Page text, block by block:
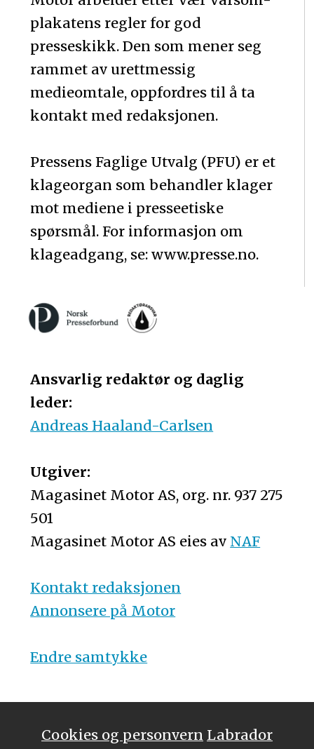
plakatens regler for god
presseskikk. Den som mener seg
rammet av urettmessig
medieomtale, oppfordres til å ta
kontakt med redaksjonen.
Pressens Faglige Utvalg (PFU) er et
klageorgan som behandler klager
mot mediene i presseetiske
spørsmål. For informasjon om
klageadgang, se: www.presse.no.
Ansvarlig redaktør og daglig
leder:
Andreas Haaland-Carlsen
Utgiver:
Magasinet Motor AS, org. nr. 937 275
501
Magasinet Motor AS eies av NAF
Kontakt redaksjonen
Annonsere på Motor
Endre samtykke
Cookies og personvern Labrador